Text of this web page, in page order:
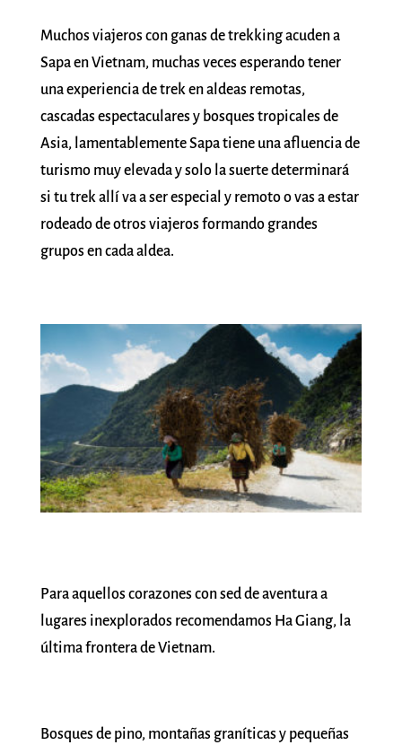
Muchos viajeros con ganas de trekking acuden a
Sapa en Vietnam, muchas veces esperando tener
una experiencia de trek en aldeas remotas,
cascadas espectaculares y bosques tropicales de
Asia, lamentablemente Sapa tiene una afluencia de
turismo muy elevada y solo la suerte determinará
si tu trek allí va a ser especial y remoto o vas a estar
rodeado de otros viajeros formando grandes
grupos en cada aldea.
Para aquellos corazones con sed de aventura a
lugares inexplorados recomendamos Ha Giang, la
última frontera de Vietnam.
Bosques de pino, montañas graníticas y pequeñas